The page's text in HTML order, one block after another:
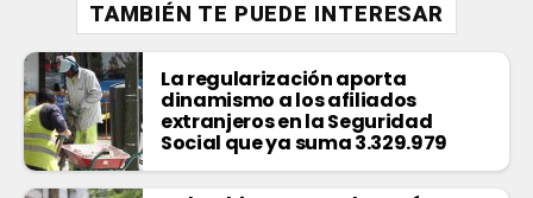
TAMBIÉN TE PUEDE INTERESAR
La regularización aporta
dinamismo a los afiliados
extranjeros en la Seguridad
Social que ya suma 3.329.979